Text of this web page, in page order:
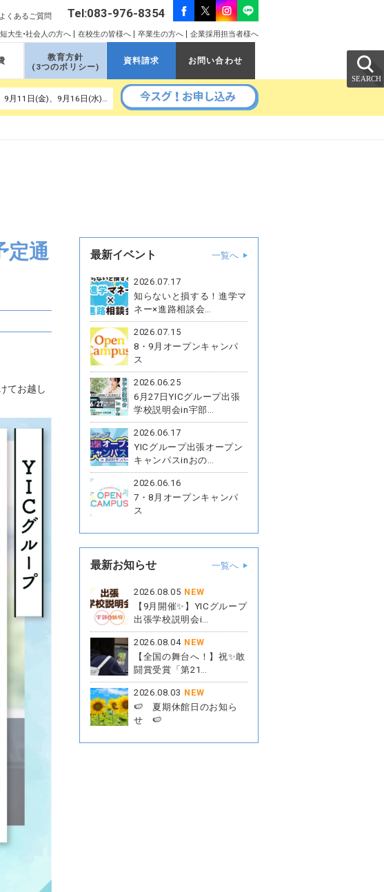
大生•社会人の方へ 在校生の皆様へ 卒業生の方へ 企業採用担当者様へ
Tel:083-976-8354
よくあるご質問
教育方針
(3つのポリシー)
資料請求 お問い合わせ
以降の予定｜ 8月22日(土)、9月5日(土)、9月11日(金)、9月16日(水)、9月19日(土)、9月26日(土)、9月30日(水)
定通
てお越し
最新イベント 一覧へ
2026.07.17
知らないと損する！進学マ
ネー×進路相談会…
2026.07.15
8・9月オープンキャンパ
ス
2026.06.25
6月27日YICグループ出張
学校説明会in宇部…
2026.06.17
YICグループ出張オープン
キャンパスinおの…
2026.06.16
7・8月オープンキャンパ
ス
最新お知らせ 一覧へ
2026.08.05 NEW
【9月開催✨】YICグループ
出張学校説明会i…
2026.08.04 NEW
【全国の舞台へ！】祝✨敢
闘賞受賞「第21…
2026.08.03 NEW
🍉 夏期休館日のお知ら
せ 🍉